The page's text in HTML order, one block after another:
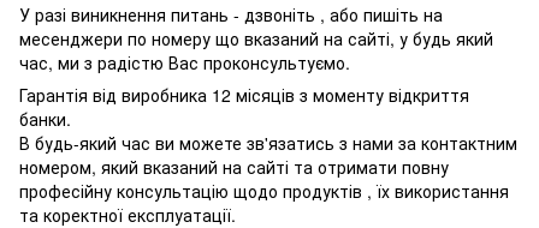
У разі виникнення питань - дзвоніть , або пишіть на
месенджери по номеру що вказаний на сайті, у будь який
час, ми з радістю Вас проконсультуємо.
Гарантія від виробника 12 місяців з моменту відкриття
банки.
В будь-який час ви можете зв'язатись з нами за контактним
номером, який вказаний на сайті та отримати повну
професійну консультацію щодо продуктів , їх використання
та коректної експлуатації.